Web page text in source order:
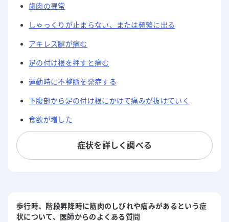
歯肉の異常
しゃっくりが止まらない、または頻繁に出る
アキレス腱が痛む
足の付け根を押すと痛む
運動時に不整脈を発症する
下腹部から足の付け根にかけて痛みが抜けていく
食欲が増した
症状を詳しく調べる
歩行時、階段昇降時に筋肉のしびれや痛みがあるという症
状について、医師からのよくある質問